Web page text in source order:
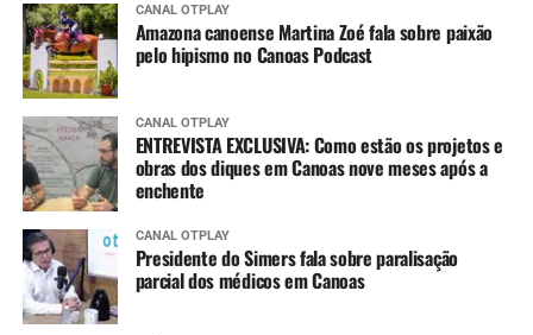
CANAL OTPLAY
Amazona canoense Martina Zoé fala sobre paixão
pelo hipismo no Canoas Podcast
CANAL OTPLAY
ENTREVISTA EXCLUSIVA: Como estão os projetos e
obras dos diques em Canoas nove meses após a
enchente
CANAL OTPLAY
Presidente do Simers fala sobre paralisação
parcial dos médicos em Canoas